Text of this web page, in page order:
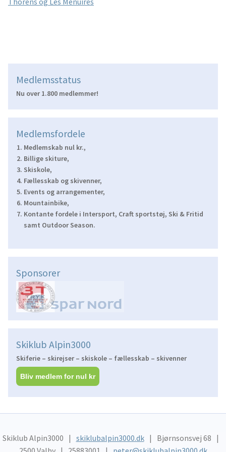
Medlemsstatus
Nu over 1.800 medlemmer!
Medlemsfordele
Medlemskab nul kr.,
Billige skiture,
Skiskole,
Fællesskab og skivenner,
Events og arrangementer,
Mountainbike,
Kontante fordele i Intersport, Craft sportstøj, Ski & Fritid
samt Outdoor Season.
Sponsorer
Skiklub Alpin3000
Skiferie – skirejser – skiskole – fællesskab – skivenner
Bliv medlem for nul kr
Skiklub Alpin3000 skiklubalpin3000.dk
Bjørnsonsvej 68